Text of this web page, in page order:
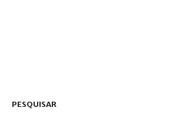
PESQUISAR